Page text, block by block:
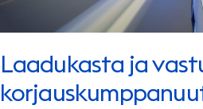
Laadukasta ja